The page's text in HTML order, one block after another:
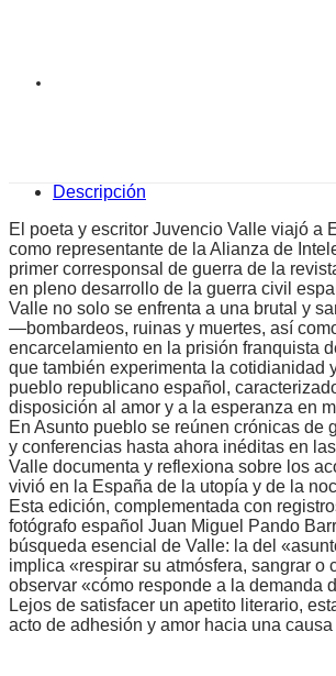
Descripción
El poeta y escritor Juvencio Valle viajó a
como representante de la Alianza de
primer corresponsal de guerra de la
en pleno desarrollo de la guerra civil
Valle no solo se enfrenta a una brutal y
—bombardeos, ruinas y muertes, así
encarcelamiento en la prisión franquista
que también experimenta la cotidianidad
pueblo republicano español,
disposición al amor y a la esperanza en
En Asunto pueblo se reúnen crónicas de
y conferencias hasta ahora inéditas en
Valle documenta y reflexiona sobre los
vivió en la España de la utopía y de la
Esta edición, complementada con
fotógrafo español Juan Miguel Pando
búsqueda esencial de Valle: la del
implica «respirar su atmósfera, sangrar o
observar «cómo responde a la demanda
Lejos de satisfacer un apetito literario,
acto de adhesión y amor hacia una